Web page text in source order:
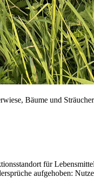
Bäume und
für
aufgehoben: